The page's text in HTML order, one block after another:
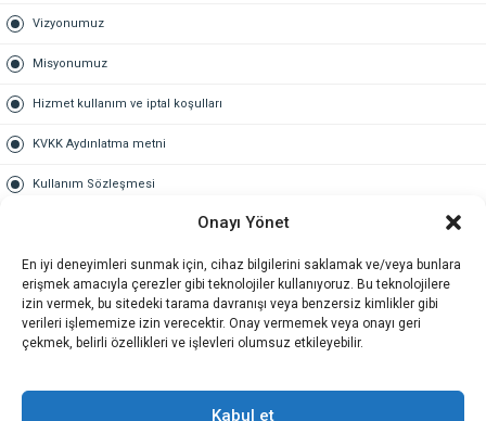
Onayı Yönet
En iyi deneyimleri sunmak için, cihaz bilgilerini saklamak ve/veya bunlara
erişmek amacıyla çerezler gibi teknolojiler kullanıyoruz. Bu teknolojilere
izin vermek, bu sitedeki tarama davranışı veya benzersiz kimlikler gibi
verileri işlememize izin verecektir. Onay vermemek veya onayı geri
çekmek, belirli özellikleri ve işlevleri olumsuz etkileyebilir.
Kabul et
Vizyonumuz
Misyonumuz
Hizmet kullanım ve iptal koşulları
KVKK Aydınlatma metni
Kullanım Sözleşmesi
Gold üyelik nedir
Kariyer